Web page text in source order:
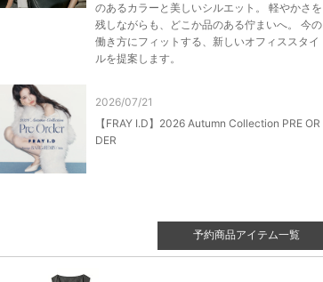
のあるカラーと美しいシルエット。 軽やかさを
残しながらも、どこか品のある佇まいへ。 今の
働き方にフィットする、新しいオフィススタイ
ルを提案します。
2026/07/21
【FRAY I.D】2026 Autumn Collection PRE OR
DER
予約商品アイテム一覧